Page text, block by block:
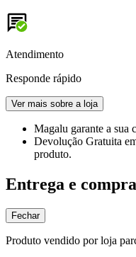
Atendimento
Responde rápido
Ver mais sobre a loja
Magalu garante a sua
Devolução Gratuita
produto.
Entrega e
Fechar
Produto vendido por loja